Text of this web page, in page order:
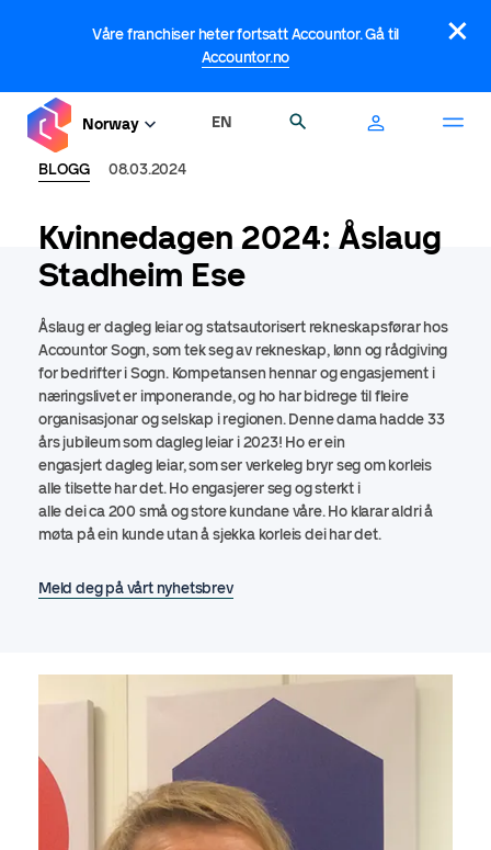
Våre franchiser heter fortsatt Accountor. Gå til
Accountor.no
×
Norway EN
BLOGG 08.03.2024
Kvinnedagen 2024: Åslaug
Stadheim Ese
Åslaug er dagleg leiar og statsautorisert rekneskapsførar hos
Accountor Sogn, som tek seg av rekneskap, lønn og rådgiving
for bedrifter i Sogn. Kompetansen hennar og engasjement i
næringslivet er imponerande, og ho har bidrege til fleire
organisasjonar og selskap i regionen. Denne dama hadde 33
års jubileum som dagleg leiar i 2023! Ho er ein
engasjert dagleg leiar, som ser verkeleg bryr seg om korleis
alle tilsette har det. Ho engasjerer seg og sterkt i
alle dei ca 200 små og store kundane våre. Ho klarar aldri å
møta på ein kunde utan å sjekka korleis dei har det.
Meld deg på vårt nyhetsbrev